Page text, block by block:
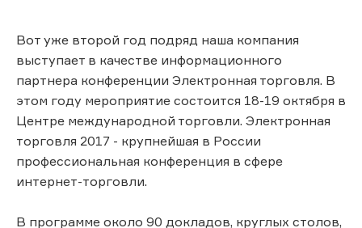
Вот уже второй год подряд наша компания
выступает в качестве информационного
партнера конференции Электронная торговля. В
этом году мероприятие состоится 18-19 октября в
Центре международной торговли. Электронная
торговля 2017 - крупнейшая в России
профессиональная конференция в сфере
интернет-торговли.
В программе около 90 докладов, круглых столов,